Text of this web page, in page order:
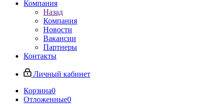
Компания
Назад
Компания
Новости
Вакансии
Партнеры
Контакты
Личный кабинет
Корзина0
Отложенные0